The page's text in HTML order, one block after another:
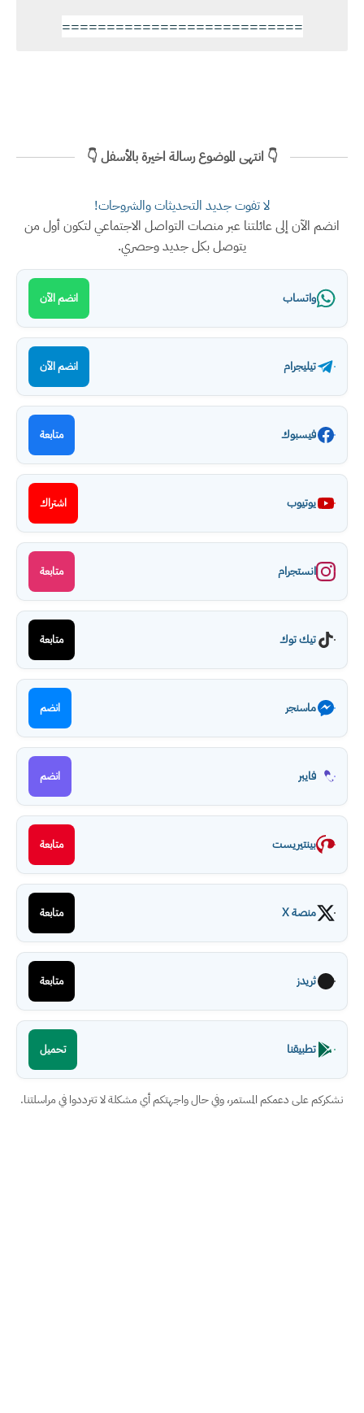
===========================
👇 انتهى الموضوع رسالة اخيرة بالأسفل 👇
لا تفوت جديد التحديثات والشروحات!
انضم الآن إلى عائلتنا عبر منصات التواصل الاجتماعي لتكون أول من
يتوصل بكل جديد وحصري.
واتساب انضم الآن
تيليجرام انضم الآن
فيسبوك متابعة
يوتيوب اشتراك
انستجرام متابعة
تيك توك متابعة
ماسنجر انضم
فايبر انضم
بينتيريست متابعة
منصة X متابعة
ثريدز متابعة
تطبيقنا تحميل
نشكركم على دعمكم المستمر، وفي حال واجهتكم أي مشكلة لا تترددوا في مراسلتنا.